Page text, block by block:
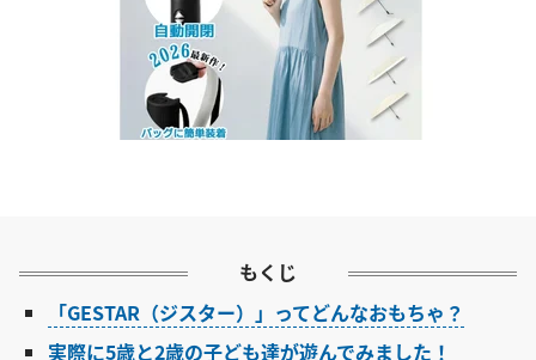
もくじ
「GESTAR（ジスター）」ってどんなおもちゃ？
実際に5歳と2歳の子ども達が遊んでみました！